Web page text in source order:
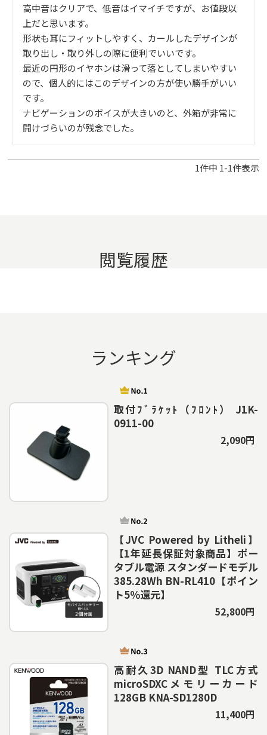
高中音はクリアで、低音はイマイチですが、お値段以
上だと思います。
形状も耳にフィットしやすく、カールしたデザインが
取り出し・取り外しの際に便利でいいです。
最近の円形のイヤホンは滑って落としてしまいやすい
ので、個人的にはこのデザインの方が使い勝手がいい
です。
ナビゲーションのボイスが大きいのと、外箱が非常に
開けづらいのが残念でした。
1件中 1-1件表示
閲覧履歴
ランキング
取付ﾌﾞﾗｹｯﾄ（ﾌﾛﾝﾄ） J1K-
0911-00
2,090円
【JVC Powered by Litheli】
【1年延長保証対象商品】ポー
タブル電源 スタンダードモデル
385.28Wh BN-RL410【ポイン
ト5％還元】
52,800円
高耐久3D NAND型 TLC方式
microSDXCメモリーカード
128GB KNA-SD1280D
11,400円